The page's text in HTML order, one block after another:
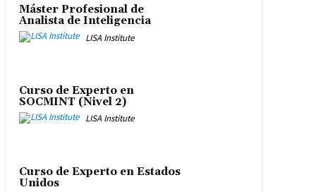
Máster Profesional de
Analista de Inteligencia
LISA Institute
Curso de Experto en
SOCMINT (Nivel 2)
LISA Institute
Curso de Experto en Estados
Unidos